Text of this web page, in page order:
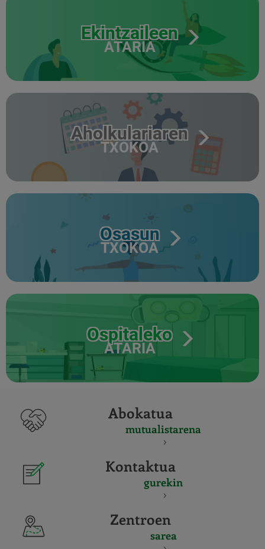
Ekintzaileen
ATARIA
Aholkulariaren
TXOKOA
Osasun
TXOKOA
Ospitaleko
ATARIA
Abokatua
mutualistarena
Kontaktua
gurekin
Zentroen
sarea